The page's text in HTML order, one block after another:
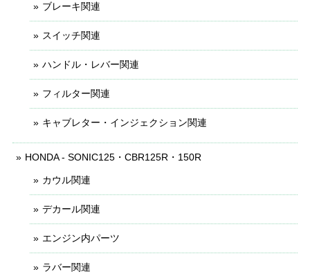
ブレーキ関連
スイッチ関連
ハンドル・レバー関連
フィルター関連
キャブレター・インジェクション関連
HONDA - SONIC125・CBR125R・150R
カウル関連
デカール関連
エンジン内パーツ
ラバー関連